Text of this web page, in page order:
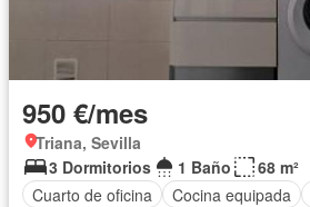
950 €/mes
Triana, Sevilla
3 Dormitorios
1 Baño
68 m²
Cuarto de oficina
Cocina equipada